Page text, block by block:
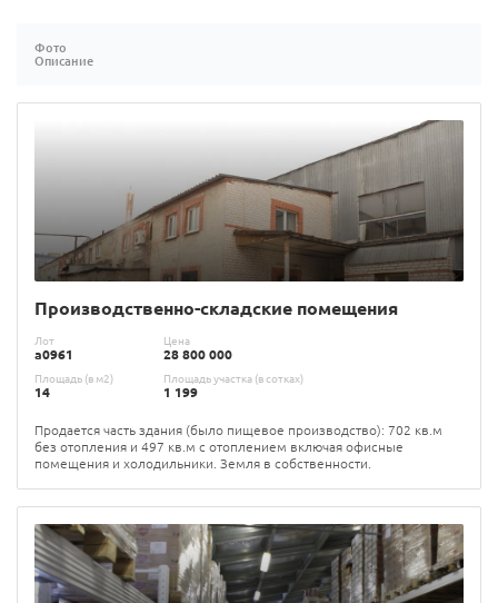
Фото
Описание
Производственно-складские помещения
Лот
а0961
Цена
28 800 000
Площадь (в м2)
14
Площадь участка (в сотках)
1 199
Продается часть здания (было пищевое производство): 702 кв.м
без отопления и 497 кв.м с отоплением включая офисные
помещения и холодильники. Земля в собственности.